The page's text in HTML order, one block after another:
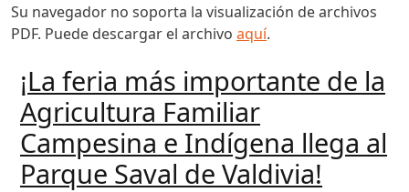
Su navegador no soporta la visualización de archivos
PDF. Puede descargar el archivo aquí.
¡La feria más importante de la
Agricultura Familiar
Campesina e Indígena llega al
Parque Saval de Valdivia!